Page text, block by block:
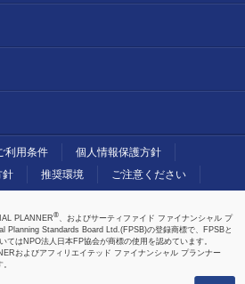
利用条件
個人情報保護方針
針
推奨環境 ご注意ください
PLANNER®、およびサーティファイド ファイナンシャル プ
Planning Standards Board Ltd.(FPSB)の登録商標で、FPSBと
てはNPO法人日本FP協会が商標の使用を認めています。
およびアフィリエイテッド ファイナンシャル プランナー